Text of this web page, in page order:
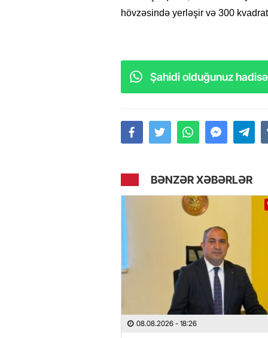
hövzəsində yerləşir və 300
Şahidi olduğunuz
BƏNZƏR XƏBƏRLƏR
08.08.2026 - 18:26